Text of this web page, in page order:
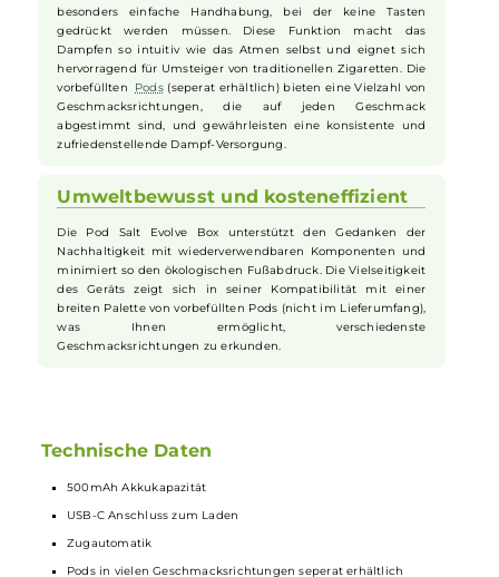
integrierten 500mAh Akku aus, der langes Dampfen ohne
Zwischenladung ermöglicht. Dank der modernen USB-C
Technologie ist das Gerät in Rekordzeit wieder voll
aufgeladen, sodass Sie weniger Zeit mit Warten und mehr
Zeit mit Genießen verbringen können.
Intuitive Benutzererfahrung
Die Zugautomatik des Pod Salt EvolveStickermöglicht eine
besonders einfache Handhabung, bei der keine Tasten
gedrückt werden müssen. Diese Funktion macht das
Dampfen so intuitiv wie das Atmen selbst und eignet sich
hervorragend für Umsteiger von traditionellen Zigaretten. Die
vorbefüllten Pods(seperat erhältlich) bieten eine Vielzahl von
Geschmacksrichtungen, die auf jeden Geschmack
abgestimmt sind, und gewährleisten eine konsistente und
Die Pod Salt Evolve Box unterstützt den Gedanken der
Nachhaltigkeit mit wiederverwendbaren Komponenten und
des Geräts zeigt sich in seiner Kompatibilität mit einer
breiten Palette von vorbefüllten Pods (nicht im Lieferumfang),
was Ihnen ermöglicht, verschiedenste